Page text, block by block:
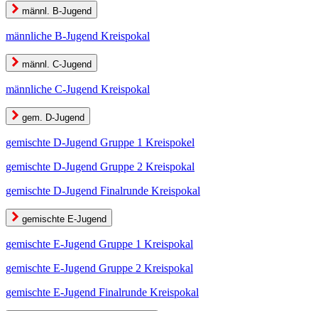
männl. B-Jugend
männliche B-Jugend Kreispokal
männl. C-Jugend
männliche C-Jugend Kreispokal
gem. D-Jugend
gemischte D-Jugend Gruppe 1 Kreispokel
gemischte D-Jugend Gruppe 2 Kreispokal
gemischte D-Jugend Finalrunde Kreispokal
gemischte E-Jugend
gemischte E-Jugend Gruppe 1 Kreispokal
gemischte E-Jugend Gruppe 2 Kreispokal
gemischte E-Jugend Finalrunde Kreispokal